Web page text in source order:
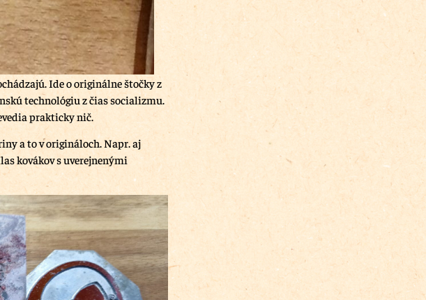
Ide o originálne štočky z
technológiu z čias socializmu.
prakticky nič.
a to v origináloch. Napr. aj
kovákov s uverejnenými